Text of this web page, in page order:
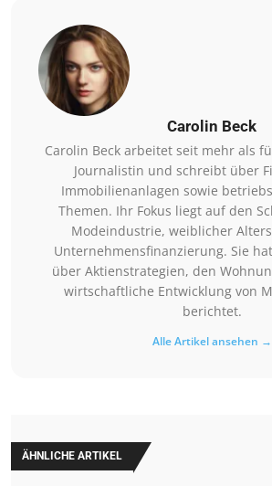
Carolin Beck
Carolin Beck arbeitet seit mehr als
Journalistin und schreibt über
Immobilienanlagen sowie
Themen. Ihr Fokus liegt auf den
Modeindustrie, weiblicher
Unternehmensfinanzierung. Sie
über Aktienstrategien, den
wirtschaftliche Entwicklung von
berichtet.
Alle Artikel ansehen →
ÄHNLICHE ARTIKEL